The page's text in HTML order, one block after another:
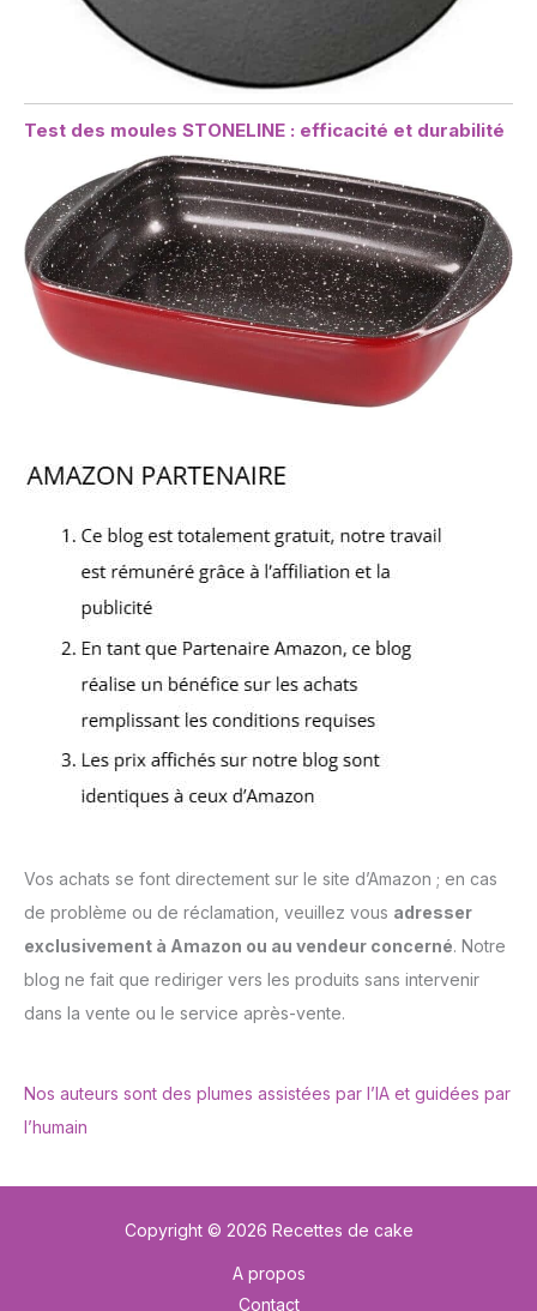
Test des moules STONELINE : efficacité et durabilité
Vos achats se font directement sur le site d’Amazon ; en cas
de problème ou de réclamation, veuillez vous adresser
exclusivement à Amazon ou au vendeur concerné. Notre
blog ne fait que rediriger vers les produits sans intervenir
dans la vente ou le service après-vente.
Nos auteurs sont des plumes assistées par l’IA et guidées par
l’humain
Copyright © 2026 Recettes de cake
A propos
Contact